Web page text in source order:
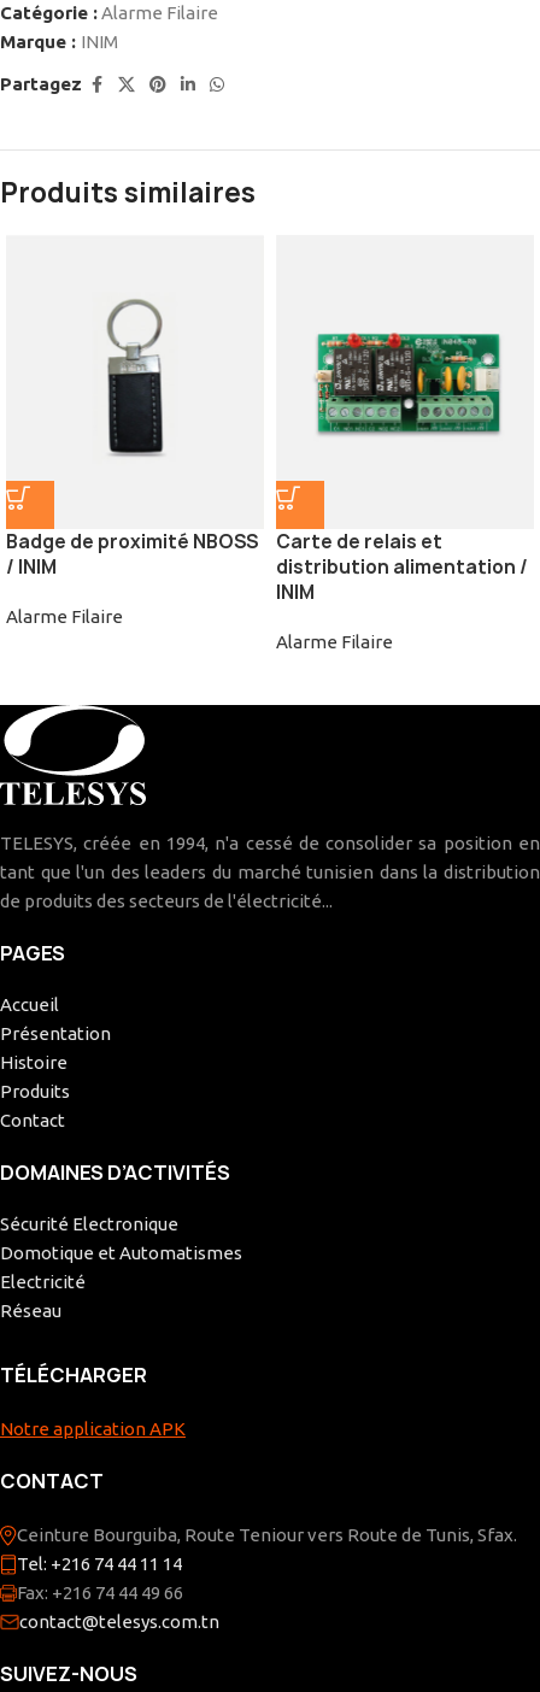
Catégorie :Alarme Filaire
Marque : INIM
Partagez
Produits similaires
Badge de proximité NBOSS
/ INIM
Alarme Filaire
Carte de relais et
distribution alimentation /
INIM
Alarme Filaire
TELESYS, créée en 1994, n'a cessé de consolider sa position en
tant que l'un des leaders du marché tunisien dans la distribution
de produits des secteurs de l'électricité...
PAGES
Accueil
Présentation
Histoire
Produits
Contact
DOMAINES D’ACTIVITÉS
Sécurité Electronique
Domotique et Automatismes
Electricité
Réseau
TÉLÉCHARGER
Notre application APK
CONTACT
Ceinture Bourguiba, Route Teniour vers Route de Tunis, Sfax.
Tel: +216 74 44 11 14
Fax: +216 74 44 49 66
contact@telesys.com.tn
SUIVEZ-NOUS